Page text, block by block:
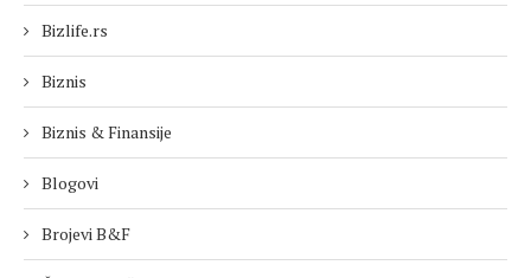
Bizlife.rs
Biznis
Biznis & Finansije
Blogovi
Brojevi B&F